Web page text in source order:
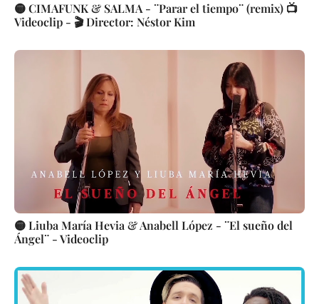
🟡 CIMAFUNK & SALMA - ¨Parar el tiempo¨ (remix) 📺
Videoclip - 🎬 Director: Néstor Kim
🟡 Liuba María Hevia & Anabell López - ¨El sueño del
Ángel¨ - Videoclip